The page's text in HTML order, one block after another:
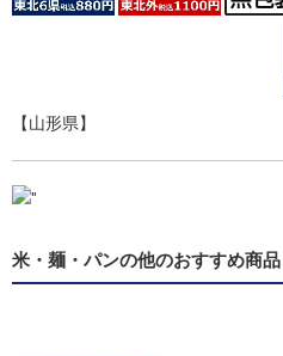
【山形県】
"
米・麺・パンの他のおすすめ商品